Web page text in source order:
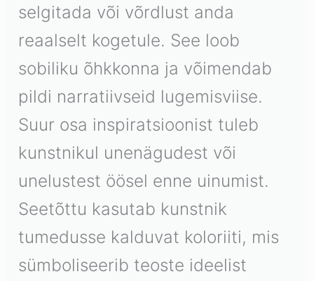
selgitada või võrdlust anda
reaalselt kogetule. See loob
sobiliku õhkkonna ja võimendab
pildi narratiivseid lugemisviise.
Suur osa inspiratsioonist tuleb
kunstnikul unenägudest või
unelustest öösel enne uinumist.
Seetõttu kasutab kunstnik
tumedusse kalduvat koloriiti, mis
sümboliseerib teoste ideelist